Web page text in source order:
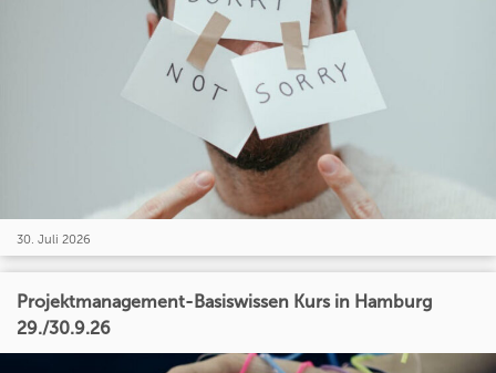
30. Juli 2026
Projektmanagement-Basiswissen Kurs in Hamburg
29./30.9.26